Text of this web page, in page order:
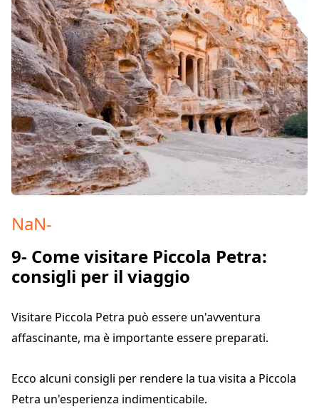
NaN-
9- Come visitare Piccola Petra:
consigli per il viaggio
Visitare Piccola Petra può essere un'avventura
affascinante, ma è importante essere preparati.
Ecco alcuni consigli per rendere la tua visita a Piccola
Petra un'esperienza indimenticabile.